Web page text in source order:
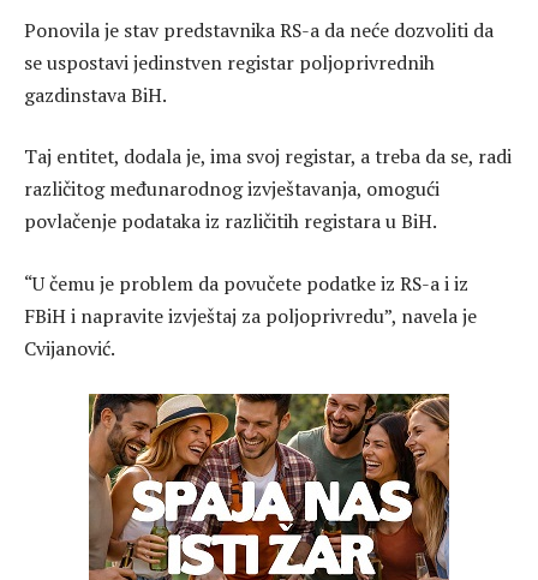
Ponovila je stav predstavnika RS-a da neće dozvoliti da
se uspostavi jedinstven registar poljoprivrednih
gazdinstava BiH.
Taj entitet, dodala je, ima svoj registar, a treba da se, radi
različitog međunarodnog izvještavanja, omogući
povlačenje podataka iz različitih registara u BiH.
“U čemu je problem da povučete podatke iz RS-a i iz
FBiH i napravite izvještaj za poljoprivredu”, navela je
Cvijanović.